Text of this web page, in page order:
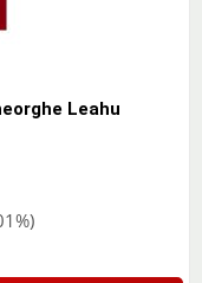
Leahu